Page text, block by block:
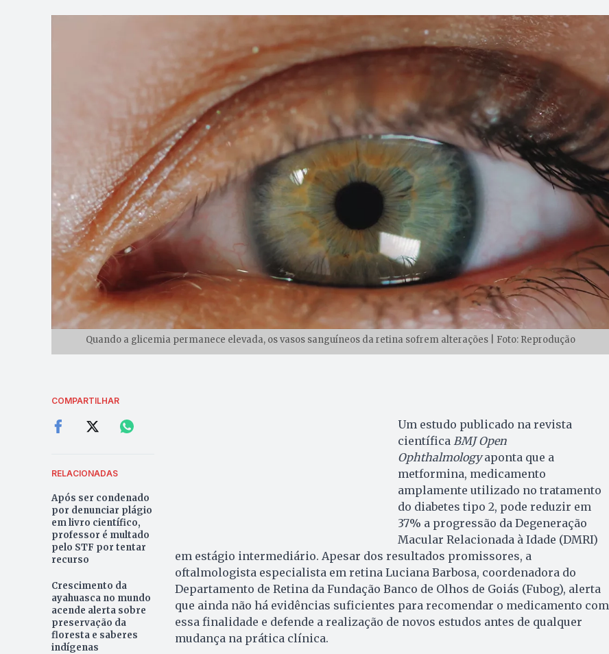
Quando a glicemia permanece elevada, os vasos sanguíneos da retina sofrem alterações | Foto: Reprodução
COMPARTILHAR
RELACIONADAS
Após ser condenado
por denunciar plágio
em livro científico,
professor é multado
pelo STF por tentar
recurso
Crescimento da
ayahuasca no mundo
acende alerta sobre
preservação da
floresta e saberes
indígenas
Um estudo publicado na revista
científica BMJ Open
Ophthalmologyaponta que a
metformina, medicamento
amplamente utilizado no tratamento
do diabetes tipo 2, pode reduzir em
37% a progressão da Degeneração
Macular Relacionada à Idade (DMRI)
em estágio intermediário. Apesar dos resultados promissores, a
oftalmologista especialista em retina Luciana Barbosa, coordenadora do
Departamento de Retina da Fundação Banco de Olhos de Goiás (Fubog), alerta
que ainda não há evidências suficientes para recomendar o medicamento com
essa finalidade e defende a realização de novos estudos antes de qualquer
mudança na prática clínica.